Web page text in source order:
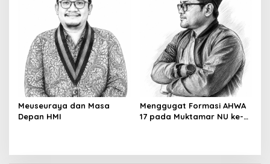
Meuseuraya dan Masa
Depan HMI
Menggugat Formasi AHWA
17 pada Muktamar NU ke-